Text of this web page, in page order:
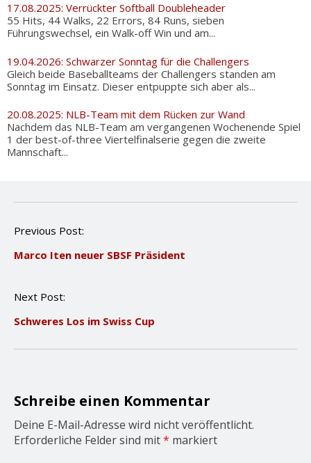
17.08.2025: Verrückter Softball Doubleheader
55 Hits, 44 Walks, 22 Errors, 84 Runs, sieben
Führungswechsel, ein Walk-off Win und am...
19.04.2026: Schwarzer Sonntag für die Challengers
Gleich beide Baseballteams der Challengers standen am
Sonntag im Einsatz. Dieser entpuppte sich aber als...
20.08.2025: NLB-Team mit dem Rücken zur Wand
Nachdem das NLB-Team am vergangenen Wochenende Spiel
1 der best-of-three Viertelfinalserie gegen die zweite
Mannschaft...
P
s
a
i
o
n
Previous Post:
Marco Iten neuer SBSF Präsident
Next Post:
Schweres Los im Swiss Cup
Schreibe einen Kommentar
Deine E-Mail-Adresse wird nicht veröffentlicht.
Erforderliche Felder sind mit* markiert